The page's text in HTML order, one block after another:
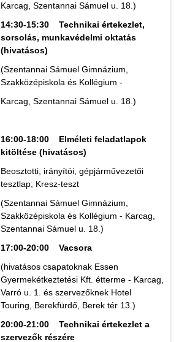
Karcag, Szentannai Sámuel u. 18.)
14:30-15:30 Technikai értekezlet,
sorsolás, munkavédelmi oktatás
(hivatásos)
(Szentannai Sámuel Gimnázium,
Szakközépiskola és Kollégium -
Karcag, Szentannai Sámuel u. 18.)
16:00-18:00 Elméleti feladatlapok
kitöltése (hivatásos)
Beosztotti, irányítói, gépjárművezetői
tesztlap; Kresz-teszt
(Szentannai Sámuel Gimnázium,
Szakközépiskola és Kollégium - Karcag,
Szentannai Sámuel u. 18.)
17:00-20:00 Vacsora
(hivatásos csapatoknak Essen
Gyermekétkeztetési Kft. étterme - Karcag,
Varró u. 1. és szervezőknek Hotel
Touring, Berekfürdő, Berek tér 13.)
20:00-21:00 Technikai értekezlet a
szervezők részére